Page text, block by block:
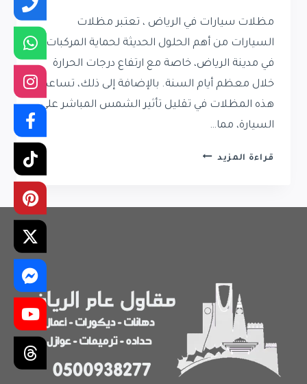
مظلات سيارات في الرياض ، تعتبر مظلات
السيارات من أهم الحلول الحديثة لحماية المركبات
في مدينة الرياض، خاصة مع ارتفاع درجات الحرارة
خلال معظم أيام السنة. بالإضافة إلى ذلك، تساعد
هذه المظلات في تقليل تأثير الشمس المباشر على
السيارة، مما…
قراءة المزيد مظلات
احترافي